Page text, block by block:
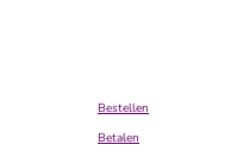
Bestellen
Betalen